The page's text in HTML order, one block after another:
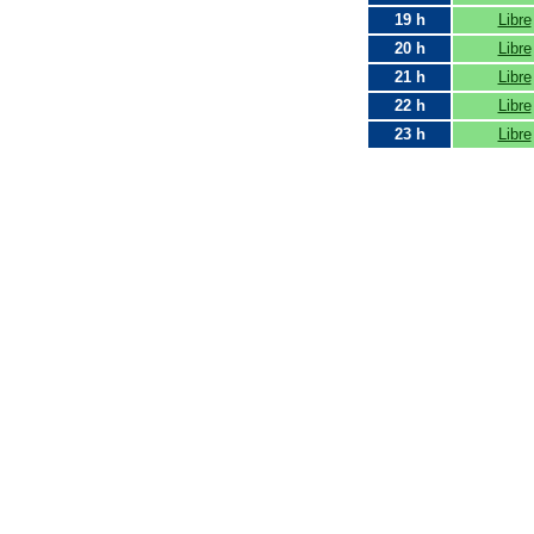
19 h
Libre
20 h
Libre
21 h
Libre
22 h
Libre
23 h
Libre